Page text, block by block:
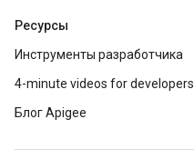
Ресурсы
Инструменты разработчика
4-minute videos for developers
Блог Apigee